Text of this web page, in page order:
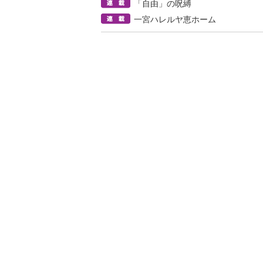
「自由」の呪縛
一宮ハレルヤ恵ホーム